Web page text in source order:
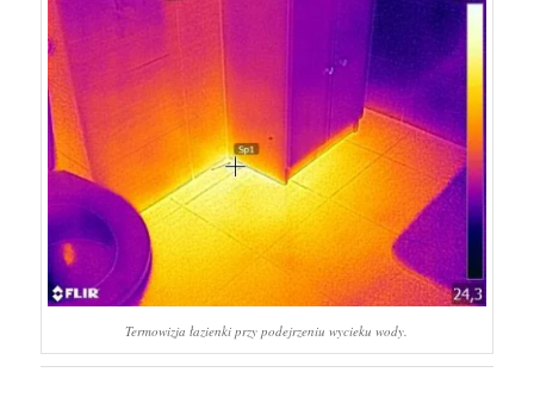
Termowizja łazienki przy podejrzeniu wycieku wody.